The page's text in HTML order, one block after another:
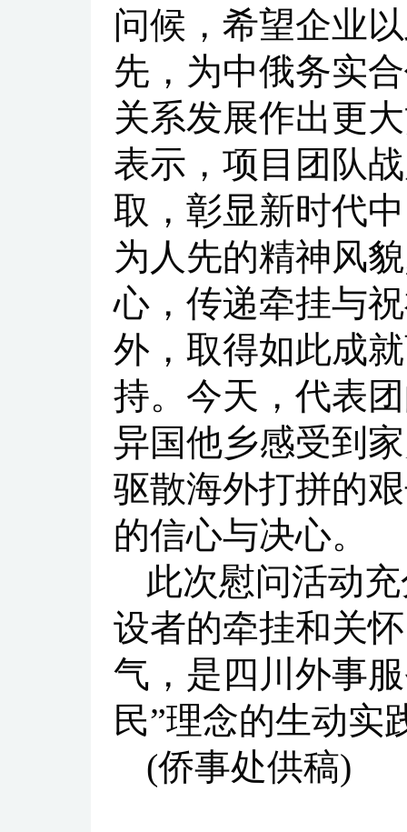
问候，希望企业
先，为中俄务实
关系发展作出更
表示，项目团队
取，彰显新时代
为人先的精神风
心，传递牵挂与
外，取得如此成
持。今天，代表
异国他乡感受到
驱散海外打拼的
的信心与决心。
此次慰问活动
设者的牵挂和关
气，是四川外事
民”理念的生动实
(侨事处供稿)